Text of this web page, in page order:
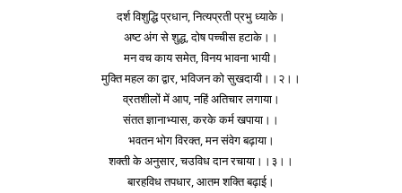
दर्श विशुद्धि प्रधान, नित्यप्रती प्रभु ध्याके।
अष्ट अंग से शुद्ध, दोष पच्चीस हटाके।।
मन वच काय समेत, विनय भावना भायी।
मुक्ति महल का द्वार, भविजन को सुखदायी।।२।।
व्रतशीलों में आप, नहिं अतिचार लगाया।
संतत ज्ञानाभ्यास, करके कर्म खपाया।।
भवतन भोग विरक्त, मन संवेग बढ़ाया।
शक्ती के अनुसार, चउविध दान रचाया।।३।।
बारहविध तपधार, आतम शक्ति बढ़ाई।